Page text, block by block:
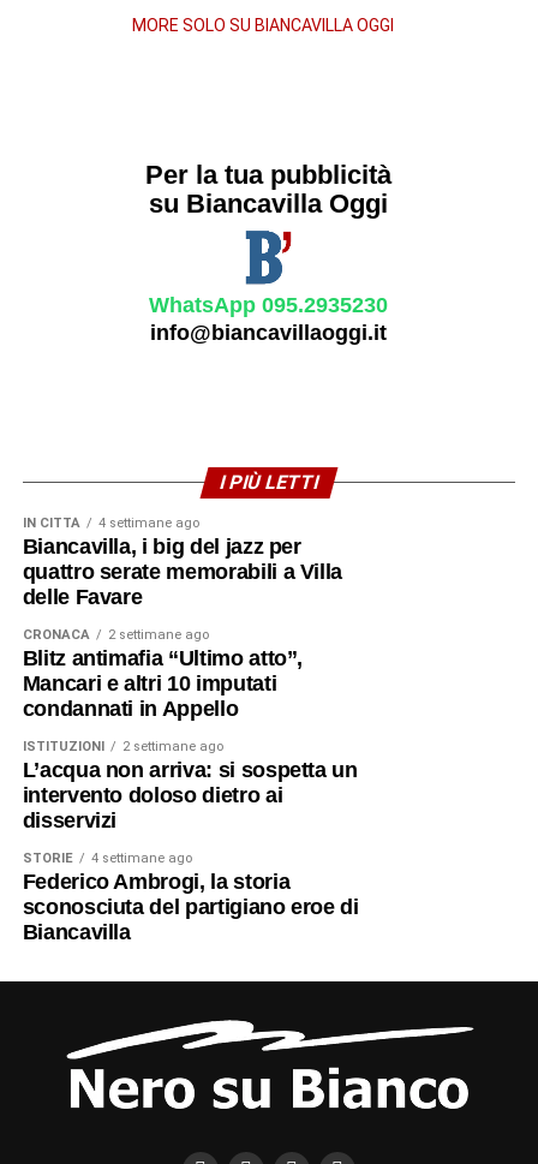
MORE SOLO SU BIANCAVILLA OGGI
Per la tua pubblicità
su Biancavilla Oggi
WhatsApp 095.2935230
info@biancavillaoggi.it
I PIÙ LETTI
IN CITTÀ 4 settimane ago
Biancavilla, i big del jazz per
quattro serate memorabili a Villa
delle Favare
CRONACA 2 settimane ago
Blitz antimafia “Ultimo atto”,
Mancari e altri 10 imputati
condannati in Appello
ISTITUZIONI 2 settimane ago
L’acqua non arriva: si sospetta un
intervento doloso dietro ai
disservizi
STORIE 4 settimane ago
Federico Ambrogi, la storia
sconosciuta del partigiano eroe di
Biancavilla